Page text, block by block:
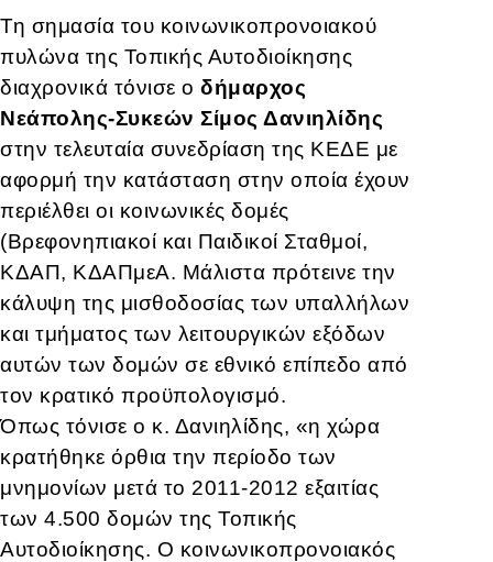
Τη σημασία του κοινωνικοπρονοιακού
πυλώνα της Τοπικής Αυτοδιοίκησης
διαχρονικά τόνισε ο δήμαρχος
Νεάπολης-Συκεών Σίμος Δανιηλίδης
στην τελευταία συνεδρίαση της ΚΕΔΕ με
αφορμή την κατάσταση στην οποία έχουν
περιέλθει οι κοινωνικές δομές
(Βρεφονηπιακοί και Παιδικοί Σταθμοί,
ΚΔΑΠ, ΚΔΑΠμεΑ. Μάλιστα πρότεινε την
κάλυψη της μισθοδοσίας των υπαλλήλων
και τμήματος των λειτουργικών εξόδων
αυτών των δομών σε εθνικό επίπεδο από
τον κρατικό προϋπολογισμό.
Όπως τόνισε ο κ. Δανιηλίδης, «η χώρα
κρατήθηκε όρθια την περίοδο των
μνημονίων μετά το 2011-2012 εξαιτίας
των 4.500 δομών της Τοπικής
Αυτοδιοίκησης. Ο κοινωνικοπρονοιακός